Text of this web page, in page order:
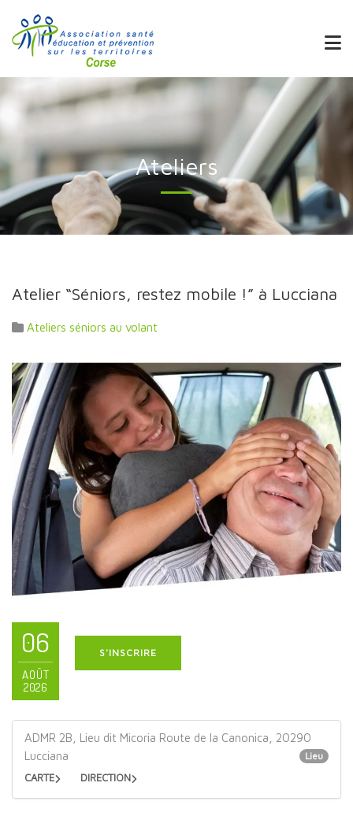
Ateliers
Atelier “Séniors, restez mobile !” à Lucciana
Ateliers séniors au volant
06
AOÛT
2026
S'INSCRIRE
ADMR 2B, Lieu dit Micoria Route de la Canonica, 20290
Lucciana
Lieu
CARTE DIRECTION